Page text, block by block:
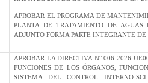
APROBAR EL PROGRAMA DE
PLANTA DE TRATAMIENTO DE
ADJUNTO FORMA PARTE INTEGRANTE
APROBAR LA DIRECTIVA N° 006-2026-
FUNCIONES DE LOS ÓRGANOS,
SISTEMA DEL CONTROL INTERNO-